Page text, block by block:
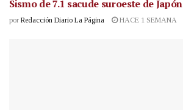
Sismo de 7.1 sacude suroeste de Japón
por Redacción Diario La Página HACE 1 SEMANA